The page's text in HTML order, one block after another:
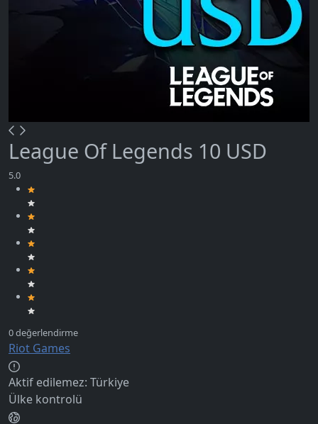
League Of Legends 10 USD
Riot Games
Aktif edilemez: Türkiye
Ülke kontrolü